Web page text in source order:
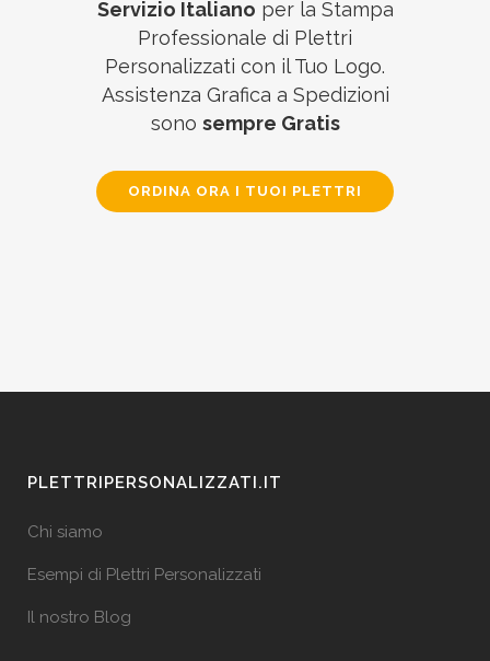
Servizio Italiano per la Stampa
Professionale di Plettri
Personalizzati con il Tuo Logo.
Assistenza Grafica a Spedizioni
sono sempre Gratis
ORDINA ORA I TUOI PLETTRI
PLETTRIPERSONALIZZATI.IT
Chi siamo
Esempi di Plettri Personalizzati
Il nostro Blog